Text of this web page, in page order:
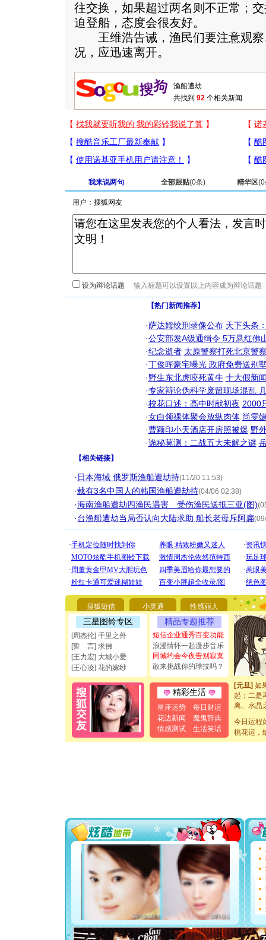
往交换，如果超过两名则不正常；
迫登船，态度会很友好。
王维浩告诫，渔民们要注意观察
况，应迅速离开。
共找到 92 个相关新闻.
我来说两句 全部跟贴(0条) 精华区(0
用户：
设为辩论话题
【热门新闻推荐】
·萨达姆绞刑录像公布 天下头条
·公安部发A级通缉令 5万悬红佛
·纪念逝者 太原警察打死北京警
·丁俊晖豪宅曝光 政府免费送别
·野生东北虎咬死黄牛 十大假新
·专家辩论伪科学废留现场混乱
·校花口述：高中时献初夜 2000
·女白领祼体聚会放纵肉体 尚雯
·曹颖印小天酒店开房照被爆 野
·诡秘莫测：二战五大未解之谜
【相关链接】
· 日本海域 俄罗斯渔船遭劫持(11/20 11:53)
·载有3名中国人的韩国渔船遭劫持(04/06 02:38)
·海南渔船遭劫四渔民遇害 受伤渔民送抵三亚(图)
·台渔船遭劫当局否认向大陆求助 船长老母斥阿扁
搜狐短信 小灵通 性感丽人
三星图铃专区
[周杰伦] 千里之外
[誓 言] 求佛
[王力宏] 大城小爱
[王心凌] 花的嫁纱
精品专题推荐
短信企业通秀百变功能
浪漫情怀一起漫步音乐
同城约会今夜告别寂寞
敢来挑战你的球技吗？
精彩生活
星座运势
每日财运
花边新闻
魔鬼辞典
情感测试
生活笑话
[圣诞节]
你太多
[圣诞节]
能正大光
都要快乐
[圣诞节]
如意,快
[元旦]看
断电。爱
你是我专
[元旦] 如
起；二是
离。水晶
[元旦] 当
泣，这痛
卖了。水
[春节]风
要平安！
[圣诞节]
能正大光
都要快乐
[圣诞节]
如意,快
[元旦]
断电。
你是我
[元旦] 如
起；二是
离。水晶
今日运程
桃花运，